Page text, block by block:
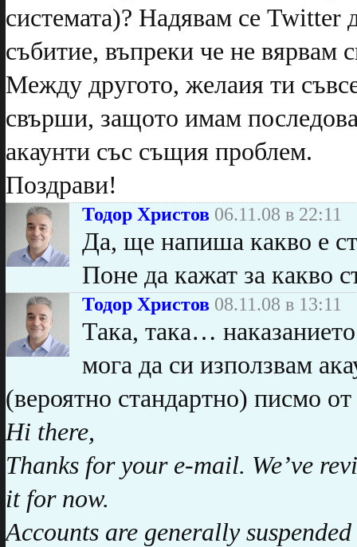
системата)? Надявам се Twitter
събитие, въпреки че не вярвам
Между другото, желаия ти
свърши, защото имам
акаунти със същия проблем.
Поздрави!
Тодор Христов 06.11.08 в 22:11
Да, ще напиша какво е
Поне да кажат за какво
Тодор Христов 08.11.08 в 13:11
Така, така…
мога да си използвам
(вероятно стандартно) писмо
Hi there,
Thanks for your e-mail. We’ve
it for now.
Accounts are generally